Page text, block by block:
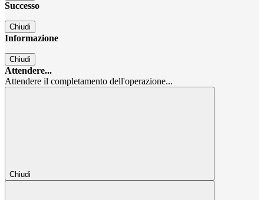
Successo
Chiudi
Informazione
Chiudi
Attendere...
Attendere il completamento dell'operazione...
Chiudi